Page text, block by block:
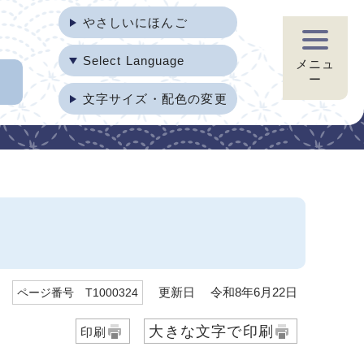
やさしいにほんご
Select Language
文字サイズ・配色の変更
メニュ
ー
ページ番号 T1000324 更新日 令和8年6月22日
印刷 大きな文字で印刷